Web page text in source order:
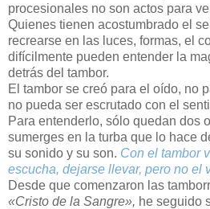
procesionales no son actos para
Quienes tienen acostumbrado el
recrearse en las luces, formas, el
difícilmente pueden entender la
detrás del tambor.
El tambor se creó para el oído, no
no pueda ser escrutado con el
Para entenderlo, sólo quedan dos
sumerges en la turba que lo hace
su sonido y su son. Con el tambor
escucha, dejarse llevar, pero no el
Desde que comenzaron las
«Cristo de la Sangre», he seguido